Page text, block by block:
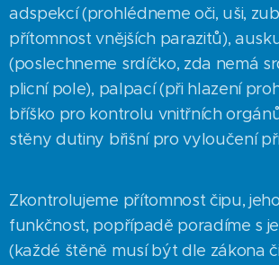
adspekcí (prohlédneme oči, uši,
přítomnost vnějších parazitů),
(poslechneme srdíčko, zda nemá
plicní pole), palpací (při hlazení
bříško pro kontrolu vnitřních
stěny dutiny břišní pro vyloučení
Zkontrolujeme přítomnost čipu,
funkčnost, popřípadě poradíme s
(každé štěně musí být dle zákona